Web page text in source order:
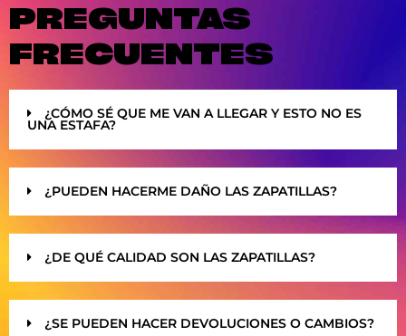
PREGUNTAS
FRECUENTES
¿CÓMO SÉ QUE ME VAN A LLEGAR Y ESTO NO ES
UNA ESTAFA?
¿PUEDEN HACERME DAÑO LAS ZAPATILLAS?
¿DE QUÉ CALIDAD SON LAS ZAPATILLAS?
¿SE PUEDEN HACER DEVOLUCIONES O CAMBIOS?